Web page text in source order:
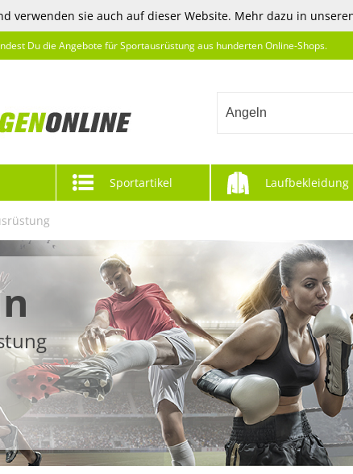
verwenden sie auch auf dieser Website. Mehr dazu in
Du die Angebote für Sportausrüstung aus hunderten Online-Shops.
Angeln
Sportartikel Laufbekleidung